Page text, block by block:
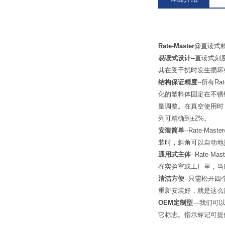
Rate-Master@直读式
易读式设计--直读式刻
其在受干扰时发生损
结构保证精度--所有
化的塑料体固定在不
量调整。在真空使用
列可精确到±2%。
安装简单--Rate-
装时，斜角可以自动
通用式主体--Rate-
在实验室或工厂里，
清洁方便--只需松开四
重新安装好，就是这么
OEM定制型—我们可以
它标志。指示标记可